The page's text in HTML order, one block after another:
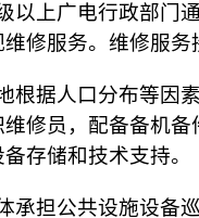
以上广电行政部门
修服务。维修服
根据人口分布等因
修员，配备备机
存储和技术支持。
承担公共设施设备